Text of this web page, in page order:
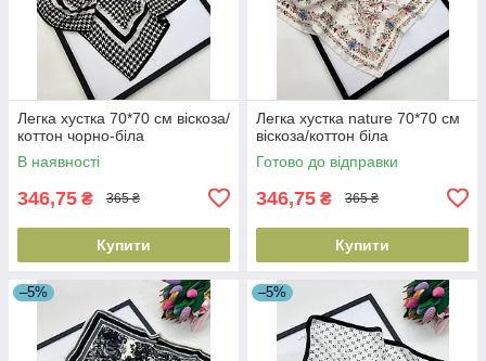
Легка хустка 70*70 см віскоза/
коттон чорно-біла
В наявності
346,75 ₴ 365 ₴
Купити
Легка хустка nature 70*70 см
віскоза/коттон біла
Готово до відправки
346,75 ₴ 365 ₴
Купити
–5% –5%